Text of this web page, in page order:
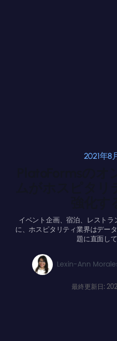
2021年8
イベント企画、宿泊、レスト
に、ホスピタリティ業界はデー
題に直面して
Lexin-Ann
最終更新日: